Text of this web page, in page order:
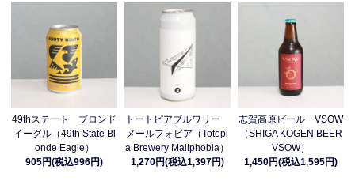
49thステート ブロンド
イーグル（49th State Bl
onde Eagle）
905円(税込996円)
トートピアブルワリー
メールフォビア（Totopi
a Brewery Mailphobia）
1,270円(税込1,397円)
志賀高原ビール VSOW
（SHIGA KOGEN BEER
VSOW）
1,450円(税込1,595円)